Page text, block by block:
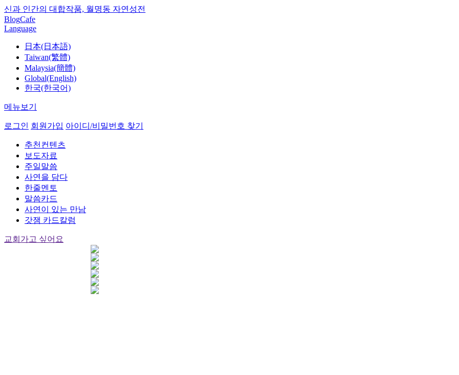
신과 인간의 대합작품, 월명동 자연성전
BlogCafe
Language
日本(日本語)
Taiwan(繁體)
Malaysia(簡體)
Global(English)
한국(한국어)
메뉴보기
로그인 회원가입 아이디/비밀번호 찾기
추천컨텐츠
보도자료
주일말씀
사연을 담다
한줄멘토
말씀카드
사연이 있는 만남
갓잼 카드칼럼
교회가고 싶어요